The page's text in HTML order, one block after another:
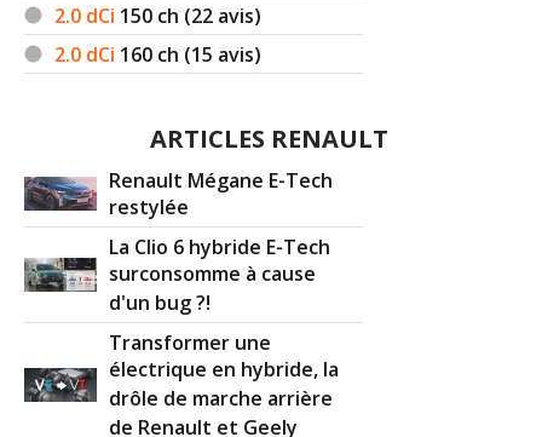
2.0 dCi 150 ch (22 avis)
2.0 dCi 160 ch (15 avis)
ARTICLES RENAULT
Renault Mégane E-Tech
restylée
La Clio 6 hybride E-Tech
surconsomme à cause
d'un bug ?!
Transformer une
électrique en hybride, la
drôle de marche arrière
de Renault et Geely